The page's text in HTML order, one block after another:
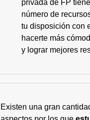
privada de FP
número de
tu disposición con
hacerte más
y lograr mejores
Existen una gran